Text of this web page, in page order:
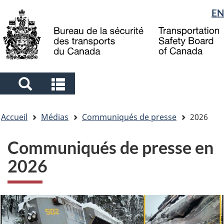
to
main
to
"About
government"
à
la
Sélection
de
la
langue
EN
Search
and
menus
and
menus
êtes
ici
Accueil Médias Communiqués de presse 2026
Communiqués de presse en
2026
Image